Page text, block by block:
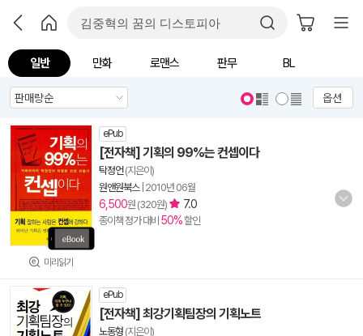
일반 만화 로맨스 판무 BL
옵션
미리읽기
ePub
[전자책] 기획의 99%는 컨셉이다
탁정언(지은이)
원앤원북스| 2010년 06월
6,500원 (320원) 7.0
종이책 정가 대비 50%할인
ePub
[전자책] 최강기획팀장의 기획노트
노동형 (지은이)